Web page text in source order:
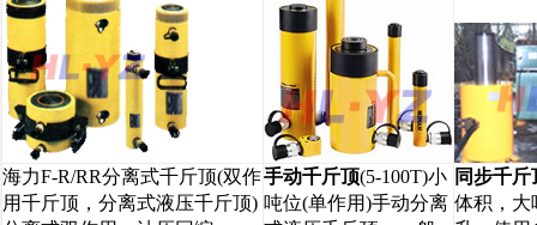
海力F-R/RR分离式千斤顶(双作
用千斤顶，分离式液压千斤顶)
手动千斤顶(5-100T)小
吨位(单作用)手动分离
同步千斤
体积，大